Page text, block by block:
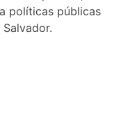
políticas públicas